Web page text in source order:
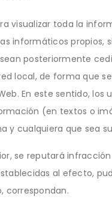
visualizar toda la
informáticos propios,
posteriormente
local, de forma que
En este sentido, los
(en textos o
cualquiera que sea
se reputará
al efecto,
correspondan.